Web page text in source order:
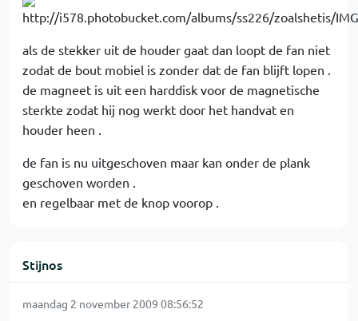
als de stekker uit de houder gaat dan loopt de fan niet
zodat de bout mobiel is zonder dat de fan blijft lopen .
de magneet is uit een harddisk voor de magnetische
sterkte zodat hij nog werkt door het handvat en
houder heen .
de fan is nu uitgeschoven maar kan onder de plank
geschoven worden .
en regelbaar met de knop voorop .
Stijnos
maandag 2 november 2009 08:56:52